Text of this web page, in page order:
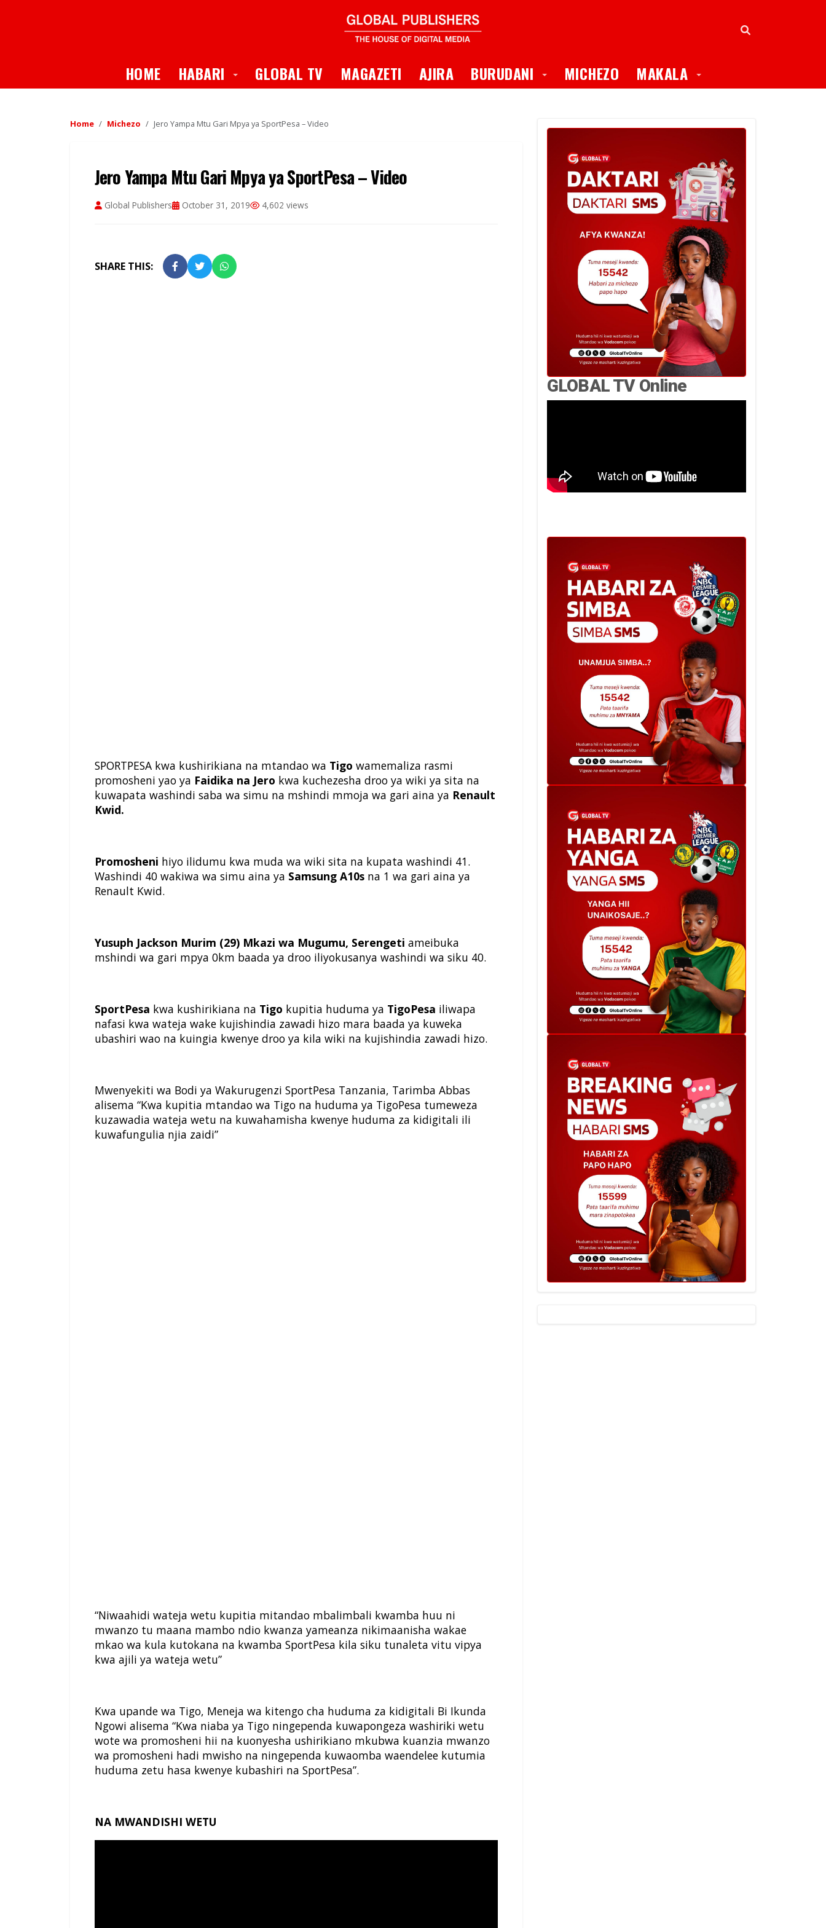
HOME HABARI Toggle Dropdown
GLOBAL TV MAGAZETI AJIRA BURUDANI Toggle Dropdown
MICHEZO MAKALA Toggle Dropdown
Home Michezo Jero Yampa Mtu Gari Mpya ya SportPesa – Video
Jero Yampa Mtu Gari Mpya ya SportPesa – Video
Global Publishers October 31, 2019 4,602 views
SHARE THIS:
SPORTPESA kwa kushirikiana na mtandao wa Tigo wamemaliza rasmi
promosheni yao ya Faidika na Jero kwa kuchezesha droo ya wiki ya sita na
kuwapata washindi saba wa simu na mshindi mmoja wa gari aina ya Renault
Kwid.
Promosheni hiyo ilidumu kwa muda wa wiki sita na kupata washindi 41.
Washindi 40 wakiwa wa simu aina ya Samsung A10s na 1 wa gari aina ya
Renault Kwid.
Yusuph Jackson Murim (29) Mkazi wa Mugumu, Serengeti ameibuka
mshindi wa gari mpya 0km baada ya droo iliyokusanya washindi wa siku 40.
SportPesa kwa kushirikiana na Tigo kupitia huduma ya TigoPesa iliwapa
nafasi kwa wateja wake kujishindia zawadi hizo mara baada ya kuweka
ubashiri wao na kuingia kwenye droo ya kila wiki na kujishindia zawadi hizo.
Mwenyekiti wa Bodi ya Wakurugenzi SportPesa Tanzania, Tarimba Abbas
alisema “Kwa kupitia mtandao wa Tigo na huduma ya TigoPesa tumeweza
kuzawadia wateja wetu na kuwahamisha kwenye huduma za kidigitali ili
kuwafungulia njia zaidi”
“Niwaahidi wateja wetu kupitia mitandao mbalimbali kwamba huu ni
mwanzo tu maana mambo ndio kwanza yameanza nikimaanisha wakae
mkao wa kula kutokana na kwamba SportPesa kila siku tunaleta vitu vipya
kwa ajili ya wateja wetu”
Kwa upande wa Tigo, Meneja wa kitengo cha huduma za kidigitali Bi Ikunda
Ngowi alisema “Kwa niaba ya Tigo ningependa kuwapongeza washiriki wetu
wote wa promosheni hii na kuonyesha ushirikiano mkubwa kuanzia mwanzo
wa promosheni hadi mwisho na ningependa kuwaomba waendelee kutumia
huduma zetu hasa kwenye kubashiri na SportPesa”.
NA MWANDISHI WETU
GLOBAL TV Online